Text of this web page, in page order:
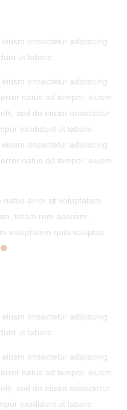
onsectetur adipiscing
ut labore.
onsectetur adipiscing
natus od tempor. eiusm
sed do eiusm onsectetur
incididunt ut labore.
onsectetur adipiscing
natus od tempor. eiusm
error sit voluptatem
totam rem aperiam,
voluptatem quia voluptas
onsectetur adipiscing
ut labore.
onsectetur adipiscing
natus od tempor. eiusm
sed do eiusm onsectetur
incididunt ut labore.